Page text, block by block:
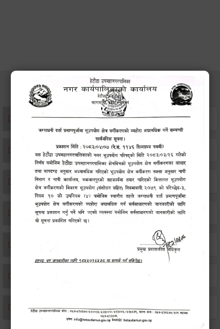
सेवाहरु
संस्था दर्ता सिफारिस
एकिकृत सम्पत्ति कर/घर जग्गा कर
विवाह दर्ता
सम्बन्ध विच्छेद दर्ता
बसाइ-सराई जाने/आउने दर्ता
जन्म दर्ता